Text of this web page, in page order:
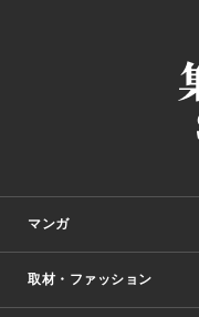
マンガ
少年マンガ
取材・ファッション